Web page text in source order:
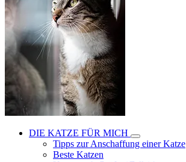
DIE KATZE FÜR MICH
Tipps zur Anschaffung einer Katze
Beste Katzen